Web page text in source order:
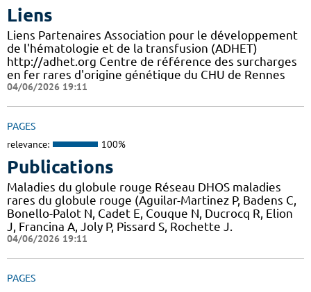
Liens
Liens Partenaires Association pour le développement
de l'hématologie et de la transfusion (ADHET)
http://adhet.org Centre de référence des surcharges
en fer rares d'origine génétique du CHU de Rennes
04/06/2026 19:11
PAGES
relevance: 100%
Publications
Maladies du globule rouge Réseau DHOS maladies
rares du globule rouge (Aguilar-Martinez P, Badens C,
Bonello-Palot N, Cadet E, Couque N, Ducrocq R, Elion
J, Francina A, Joly P, Pissard S, Rochette J.
04/06/2026 19:11
PAGES